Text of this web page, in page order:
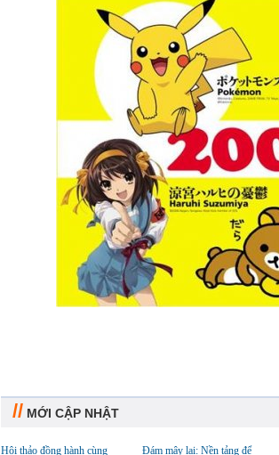
// MỚI CẬP NHẬT
Hội thảo đồng hành cùng
Đám mây lai: Nền tảng để